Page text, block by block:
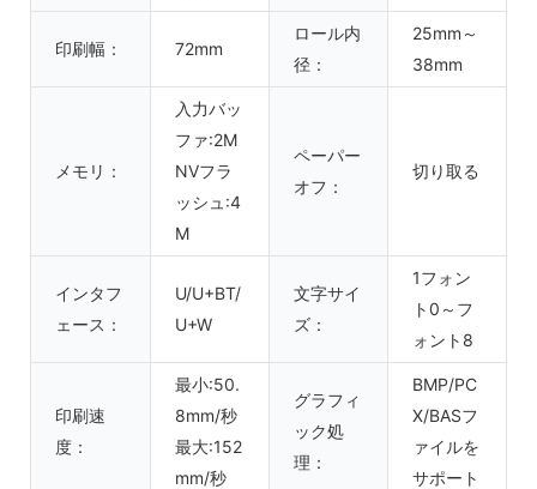
印刷幅： 72mm
ロール内
径：
25mm～
38mm
メモリ：
入力バッ
ファ:2M
NVフラ
ッシュ:4
M
ペーパー
オフ：
切り取る
インタフ
ェース：
U/U+BT/
U+W
文字サイ
ズ：
1フォン
ト0～フ
ォント8
印刷速
度：
最小:50.
8mm/秒
最大:152
mm/秒
グラフィ
ック処
理：
BMP/PC
X/BASフ
ァイルを
サポート